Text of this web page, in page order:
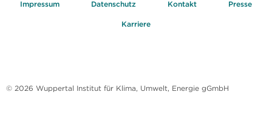
Impressum Datenschutz Kontakt Presse
Karriere
© 2026 Wuppertal Institut für Klima, Umwelt, Energie gGmbH